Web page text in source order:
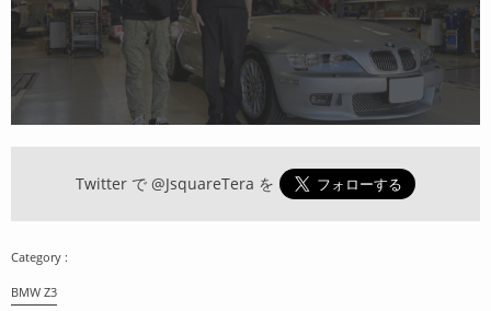
Twitter で @JsquareTera を
BMW Z3